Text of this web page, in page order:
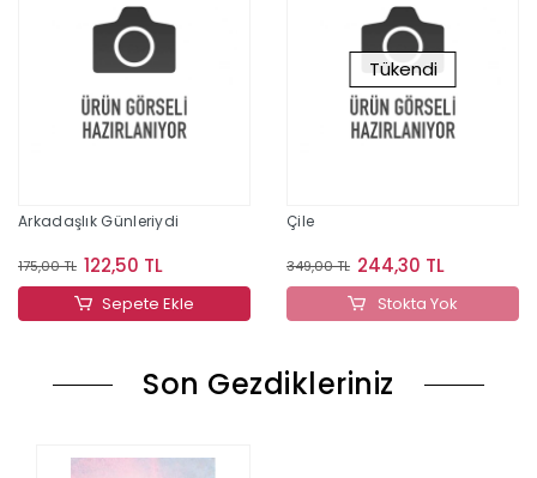
Arkadaşlık Günleriydi
175,00 TL 122,50 TL
Sepete Ekle
Tükendi
Çile
349,00 TL 244,30 TL
Stokta Yok
Son Gezdikleriniz